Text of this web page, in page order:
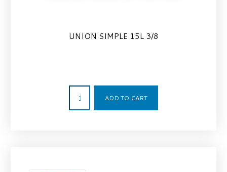
UNION SIMPLE 15L 3/8
ADD TO CART